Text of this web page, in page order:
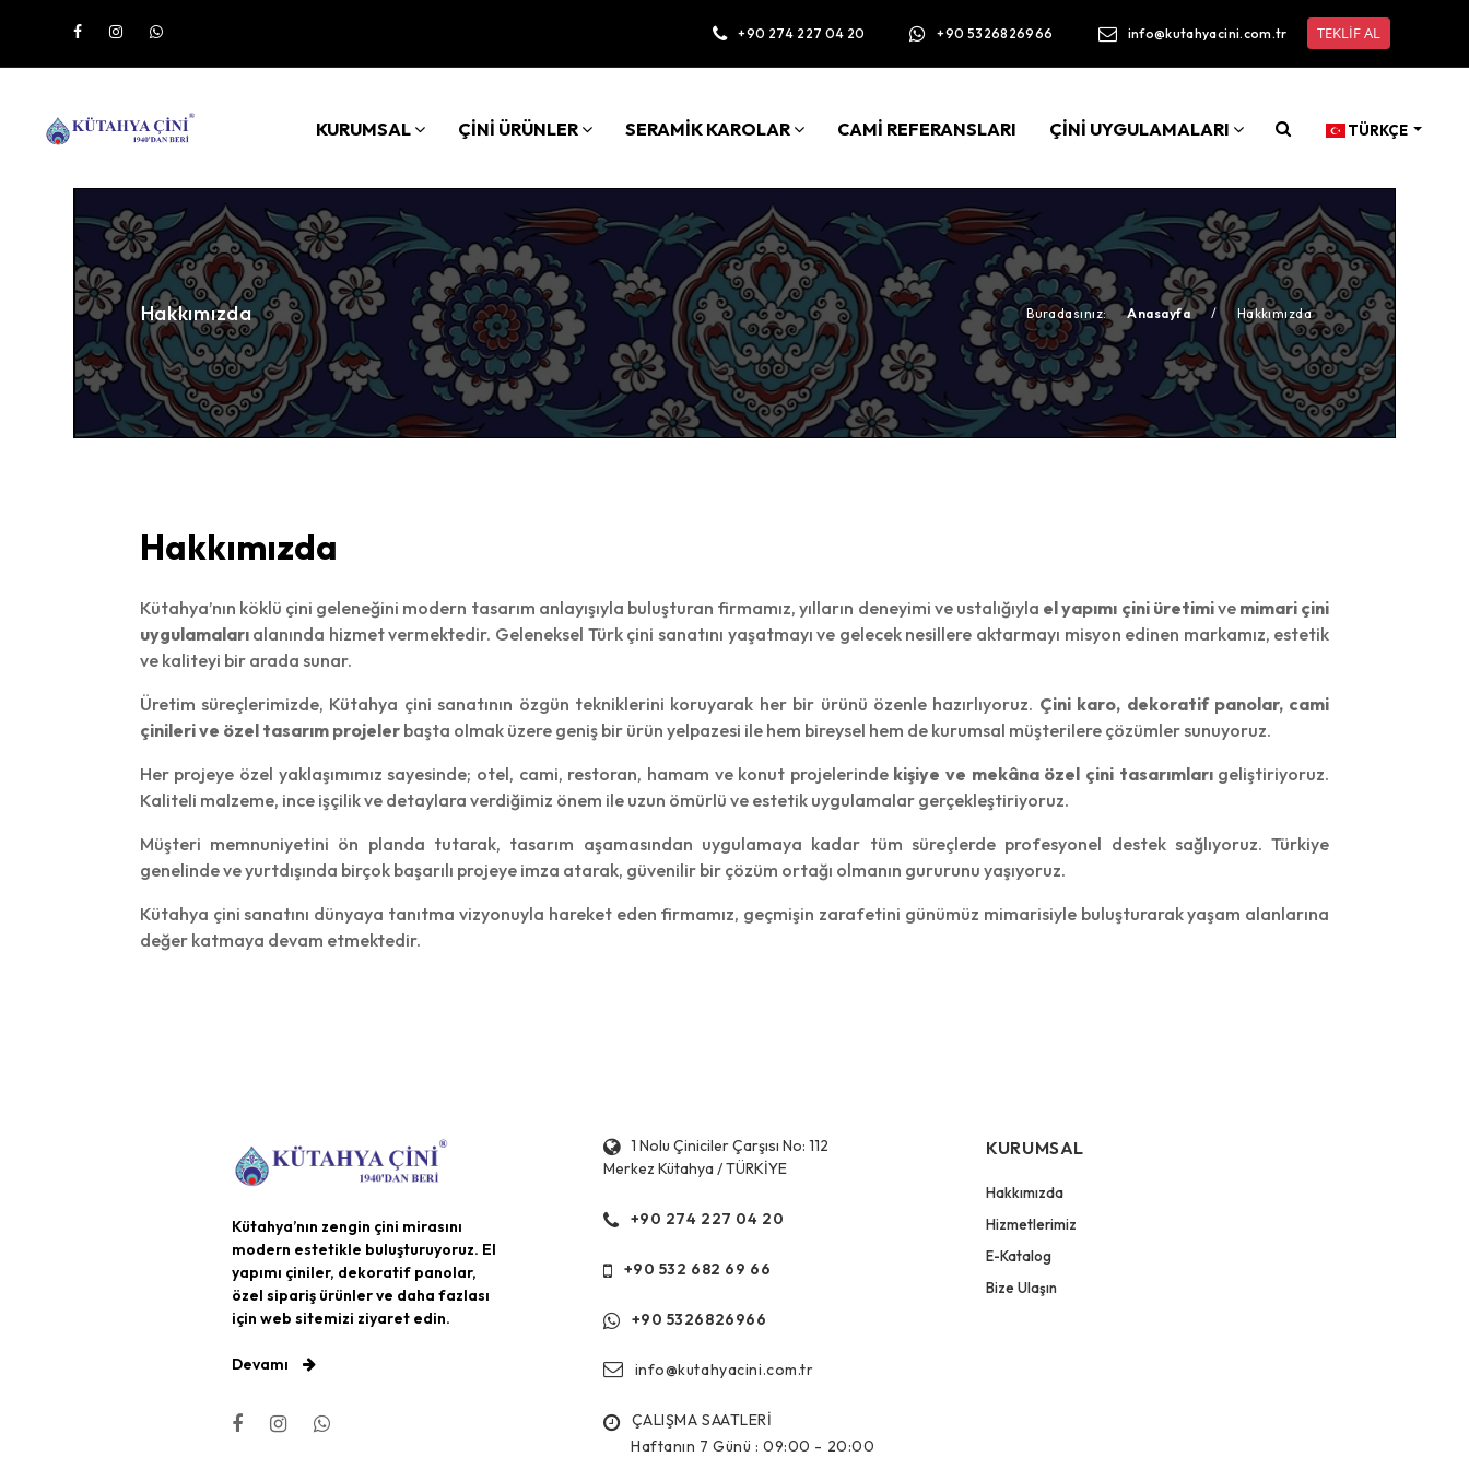
+90 274 227 04 20 +90 5326826966 info@kutahyacini.com.tr TEKLİF AL
KURUMSAL ÇİNİ ÜRÜNLER SERAMİK KAROLAR CAMİ REFERANSLARI ÇİNİ UYGULAMALARI TÜRKÇE
Hakkımızda Buradasınız: Anasayfa / Hakkımızda
Hakkımızda
Kütahya’nın köklü çini geleneğini modern tasarım anlayışıyla buluşturan firmamız, yılların deneyimi ve ustalığıyla el yapımı çini üretimive mimari çini
uygulamalarıalanında hizmet vermektedir. Geleneksel Türk çini sanatını yaşatmayı ve gelecek nesillere aktarmayı misyon edinen markamız, estetik
ve kaliteyi bir arada sunar.
Üretim süreçlerimizde, Kütahya çini sanatının özgün tekniklerini koruyarak her bir ürünü özenle hazırlıyoruz. Çini karo, dekoratif panolar, cami
çinileri ve özel tasarım projelerbaşta olmak üzere geniş bir ürün yelpazesi ile hem bireysel hem de kurumsal müşterilere çözümler sunuyoruz.
Her projeye özel yaklaşımımız sayesinde; otel, cami, restoran, hamam ve konut projelerinde kişiye ve mekâna özel çini tasarımlarıgeliştiriyoruz.
Kaliteli malzeme, ince işçilik ve detaylara verdiğimiz önem ile uzun ömürlü ve estetik uygulamalar gerçekleştiriyoruz.
Müşteri memnuniyetini ön planda tutarak, tasarım aşamasından uygulamaya kadar tüm süreçlerde profesyonel destek sağlıyoruz. Türkiye
genelinde ve yurtdışında birçok başarılı projeye imza atarak, güvenilir bir çözüm ortağı olmanın gururunu yaşıyoruz.
Kütahya çini sanatını dünyaya tanıtma vizyonuyla hareket eden firmamız, geçmişin zarafetini günümüz mimarisiyle buluşturarak yaşam alanlarına
değer katmaya devam etmektedir.
Kütahya’nın zengin çini mirasını
modern estetikle buluşturuyoruz. El
yapımı çiniler, dekoratif panolar,
özel sipariş ürünler ve daha fazlası
için web sitemizi ziyaret edin.
Devamı
1 Nolu Çiniciler Çarşısı No: 112
Merkez Kütahya / TÜRKİYE
+90 274 227 04 20
+90 532 682 69 66
+90 5326826966
info@kutahyacini.com.tr
ÇALIŞMA SAATLERİ
Haftanın 7 Günü : 09:00 - 20:00
KURUMSAL
Hakkımızda
Hizmetlerimiz
E-Katalog
Bize Ulaşın